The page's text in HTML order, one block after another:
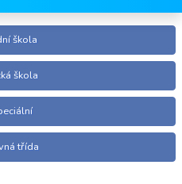
škola
škola
třída